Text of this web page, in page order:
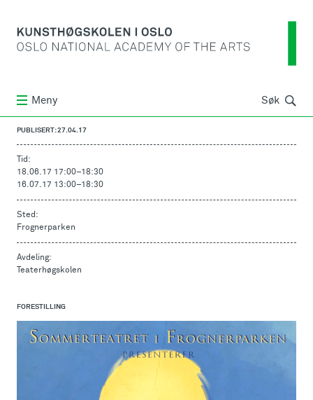
Meny Søk Søk
PUBLISERT: 27.04.17
Tid:
18.06.17 17:00–18:30
16.07.17 13:00–18:30
Sted:
Frognerparken
Avdeling:
Teaterhøgskolen
FORESTILLING